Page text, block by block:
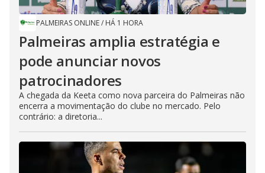
PALMEIRAS ONLINE/ HÁ 1 HORA
Palmeiras amplia estratégia e
pode anunciar novos
patrocinadores
A chegada da Keeta como nova parceira do Palmeiras não
encerra a movimentação do clube no mercado. Pelo
contrário: a diretoria...